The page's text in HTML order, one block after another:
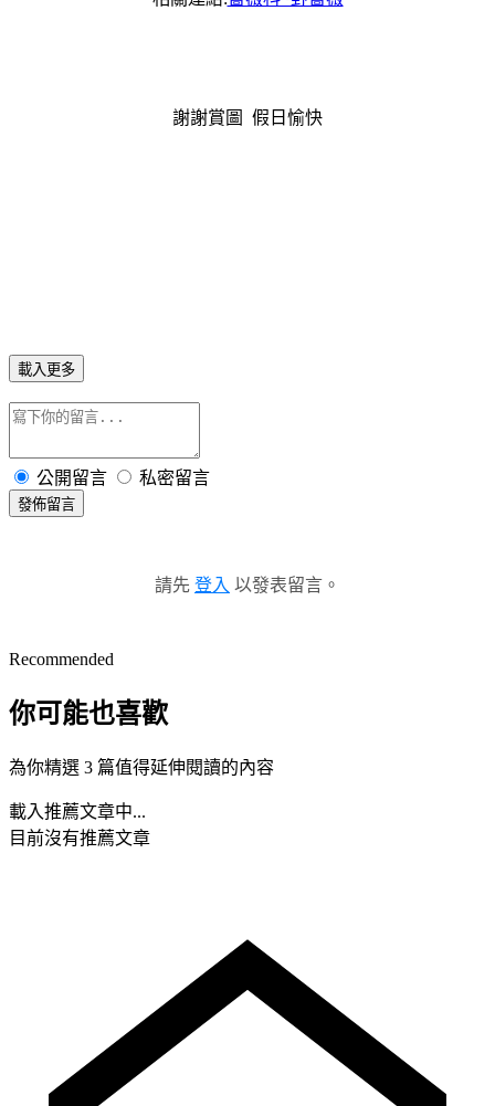
謝謝賞圖 假日愉快
載入更多
公開留言 私密留言
發佈留言
請先 登入 以發表留言。
Recommended
你可能也喜歡
為你精選 3 篇值得延伸閱讀的內容
載入推薦文章中...
目前沒有推薦文章